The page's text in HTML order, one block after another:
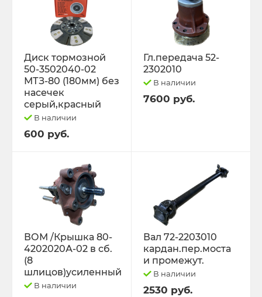
Диск тормозной
50-3502040-02
МТЗ-80 (180мм) без
насечек
серый,красный
В наличии
600 руб.
Гл.передача 52-
2302010
В наличии
7600 руб.
ВОМ /Крышка 80-
4202020А-02 в сб.
(8
шлицов)усиленный
В наличии
Вал 72-2203010
кардан.пер.моста
и промежут.
В наличии
2530 руб.